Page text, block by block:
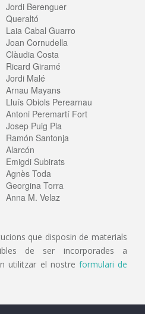
Jordi Berenguer
Queraltó
Laia Cabal Guarro
Joan Cornudella
Clàudia Costa
Ricard Giramé
Jordi Malé
Arnau Mayans
Lluís Obiols Perearnau
Antoni Peremartí Fort
Josep Puig Pla
Ramón Santonja
Alarcón
Emigdi Subirats
Agnès Toda
Georgina Torra
Anna M. Velaz
que disposin de materials
de ser incorporades a
utilitzar el nostre formulari de